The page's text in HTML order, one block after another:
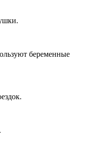
беременные